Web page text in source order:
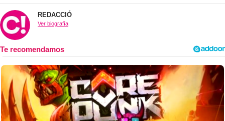
REDACCIÓ
Ver biografía